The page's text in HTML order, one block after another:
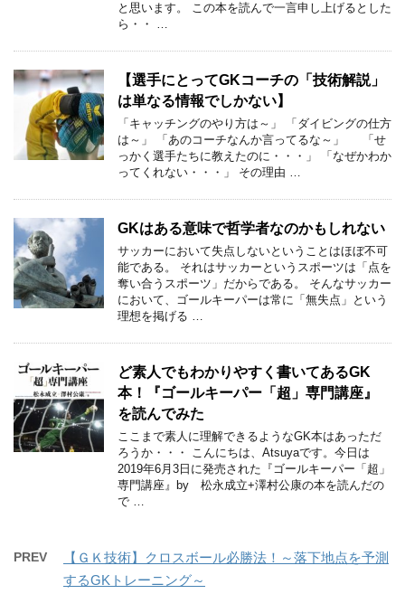
と思います。 この本を読んで一言申し上げるとした
ら・・ …
【選手にとってGKコーチの「技術解説」
は単なる情報でしかない】
「キャッチングのやり方は～」 「ダイビングの仕方
は～」 「あのコーチなんか言ってるな～」 「せ
っかく選手たちに教えたのに・・・」 「なぜかわか
ってくれない・・・」 その理由 …
GKはある意味で哲学者なのかもしれない
サッカーにおいて失点しないということはほぼ不可
能である。 それはサッカーというスポーツは「点を
奪い合うスポーツ」だからである。 そんなサッカー
において、ゴールキーパーは常に「無失点」という
理想を掲げる …
ど素人でもわかりやすく書いてあるGK
本！『ゴールキーパー「超」専門講座』
を読んでみた
ここまで素人に理解できるようなGK本はあっただ
ろうか・・・ こんにちは、Atsuyaです。今日は
2019年6月3日に発売された『ゴールキーパー「超」
専門講座』by 松永成立+澤村公康の本を読んだの
で …
PREV
【ＧＫ技術】クロスボール必勝法！～落下地点を予測
するGKトレーニング～